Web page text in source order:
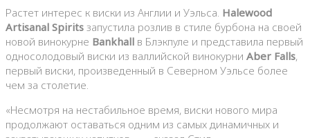
Растет интерес к виски из Англии и Уэльса. Halewood
Artisanal Spirits запустила розлив в стиле бурбона на своей
новой винокурне Bankhall в Блэкпуле и представила первый
односолодовый виски из валлийской винокурни Aber Falls,
первый виски, произведенный в Северном Уэльсе более
чем за столетие.
«Несмотря на нестабильное время, виски нового мира
продолжают оставаться одним из самых динамичных и